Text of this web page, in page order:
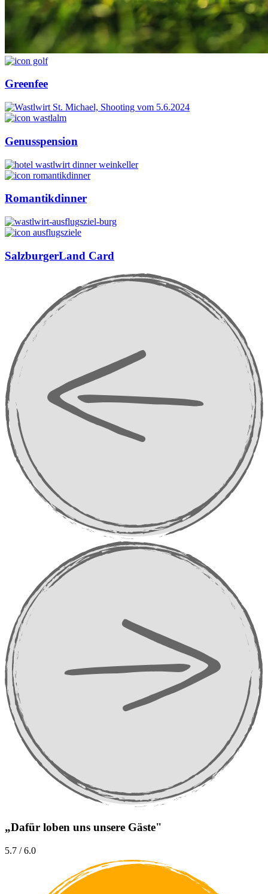
Greenfee
Genusspension
Romantikdinner
SalzburgerLand Card
„Dafür loben uns unsere Gäste"
5.7 / 6.0